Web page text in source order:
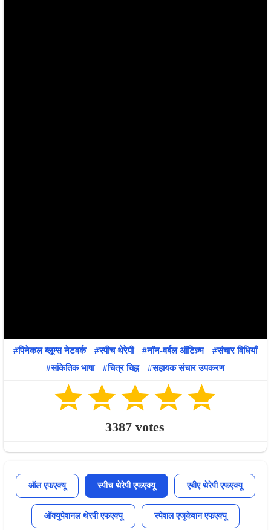
पिनेकल ब्लूम्स नेटवर्क स्पीच थेरेपी नॉन-वर्बल ऑटिज़्म
संचार विधियाँ
सांकेतिक भाषा
चित्र चिह्न सहायक संचार उपकरण
3387 votes
ऑल एफएक्यू स्पीच थेरेपी एफएक्यू एबीए थेरेपी एफएक्यू
ऑक्युपेशनल थेरपी एफएक्यू स्पेशल एजुकेशन एफएक्यू